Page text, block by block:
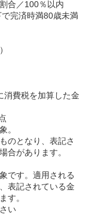
合／100％以内
完済時満80歳未満
消費税を加算した金
。
のとなり、表記さ
合があります。
です。適用される
表記されている金
す。
い